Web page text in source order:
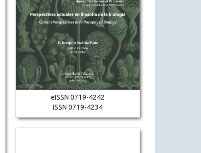
eISSN 0719-4242
ISSN 0719-4234